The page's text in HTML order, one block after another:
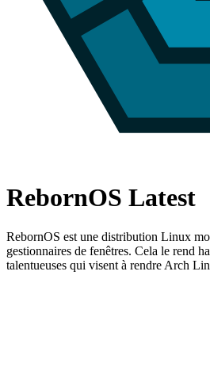
RebornOS Latest
RebornOS est une distribution Linux
gestionnaires de fenêtres. Cela le rend
talentueuses qui visent à rendre Arch